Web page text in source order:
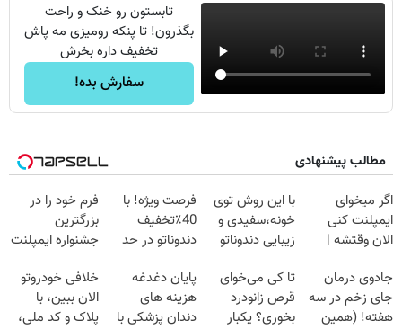
تابستون رو خنک و راحت
بگذرون! تا پنکه رومیزی مه پاش
تخفیف داره بخرش
سفارش بده!
مطالب پیشنهادی
اگر میخوای
ایمپلنت کنی
الان وقتشه |
میلیون تومان!!!
با این روش توی
خونه،سفیدی و
زیبایی دندوناتو
(40%off)
فرصت ویژه! با
40٪تخفیف
دندوناتو در حد
کن
فرم خود را در
بزرگترین
جشنواره ایمپلنت
فقط ۲۵ میلیون
جادوی درمان
جای زخم در سه
هفته! (همین
تا کی می‌خوای
قرص زانودرد
بخوری؟ یکبار
پایان دغدغه
هزینه های
دندان پزشکی با
خلافی خودروتو
الان ببین، با
پلاک و کد ملی،